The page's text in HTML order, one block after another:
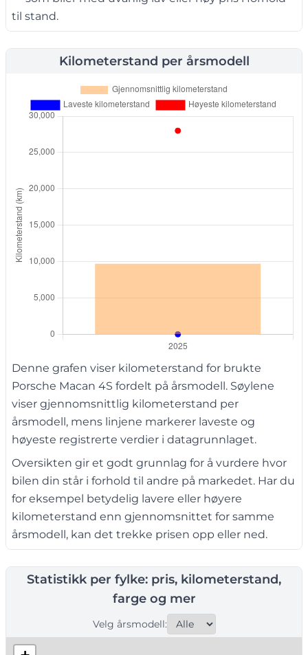
til stand.
Kilometerstand per årsmodell
Denne grafen viser kilometerstand for brukte
Porsche Macan 4S fordelt på årsmodell. Søylene
viser gjennomsnittlig kilometerstand per
årsmodell, mens linjene markerer laveste og
høyeste registrerte verdier i datagrunnlaget.
Oversikten gir et godt grunnlag for å vurdere hvor
bilen din står i forhold til andre på markedet. Har du
for eksempel betydelig lavere eller høyere
kilometerstand enn gjennomsnittet for samme
årsmodell, kan det trekke prisen opp eller ned.
Statistikk per fylke: pris, kilometerstand,
farge og mer
Velg årsmodell: